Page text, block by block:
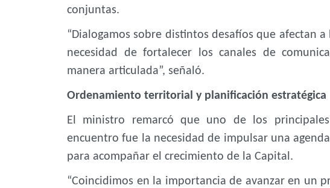
conjuntas.
“Dialogamos sobre distintos desafíos que afectan
necesidad de fortalecer los canales de
manera articulada”, señaló.
Ordenamiento territorial y planificación estratégica
El ministro remarcó que uno de los principales
encuentro fue la necesidad de impulsar una
para acompañar el crecimiento de la Capital.
“Coincidimos en la importancia de avanzar en un